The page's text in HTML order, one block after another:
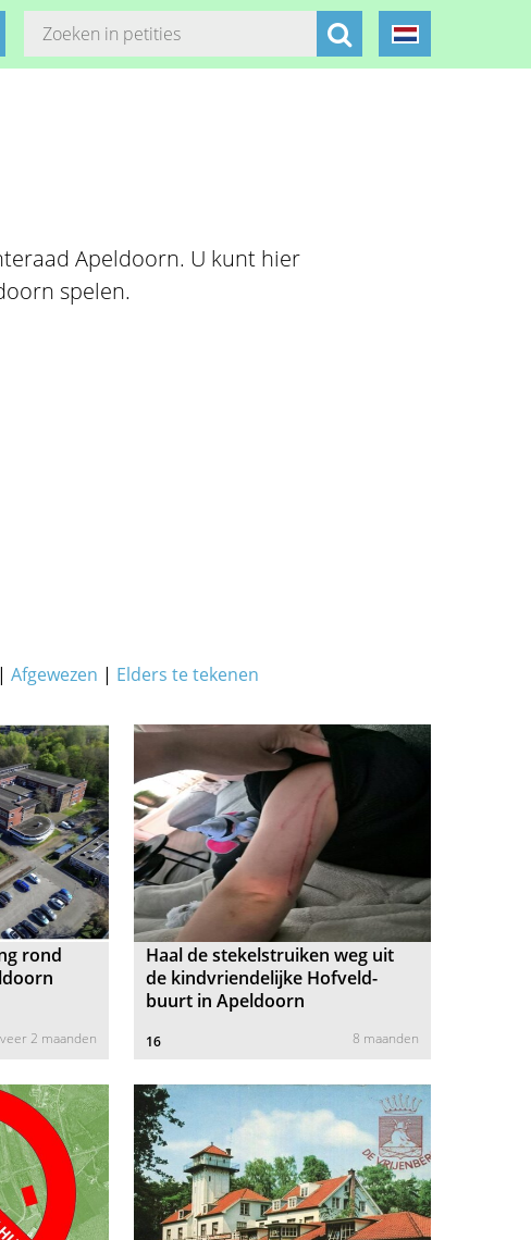
Apeldoorn. U kunt hier
spelen.
| Afgewezen | Elders te tekenen
rond
2 maanden
Haal de stekelstruiken weg uit
de kindvriendelijke Hofveld-
buurt in Apeldoorn
16 8 maanden